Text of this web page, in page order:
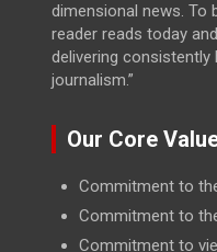
dimensional news. To
reader reads today
delivering
journalism.”
Our Core
Commitment to
Commitment to
Commitment to